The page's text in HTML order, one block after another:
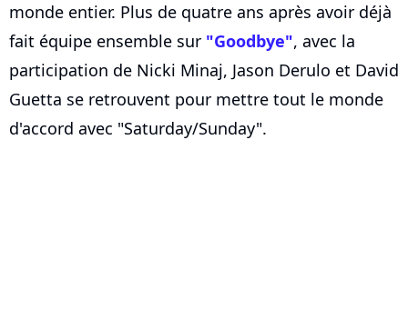
monde entier. Plus de quatre ans après avoir déjà
fait équipe ensemble sur "Goodbye", avec la
participation de Nicki Minaj, Jason Derulo et David
Guetta se retrouvent pour mettre tout le monde
d'accord avec "Saturday/Sunday".